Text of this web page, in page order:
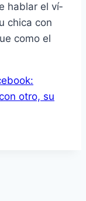
hablar el ví­
chica con
como el
otro, su